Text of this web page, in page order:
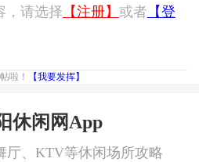
，请选择 【注册】 或者 【登
啦！ 【我要发挥】
休闲网App
厅、KTV等休闲场所攻略